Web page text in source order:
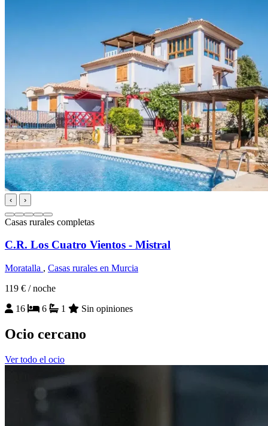
‹ ›
Casas rurales completas
C.R. Los Cuatro Vientos - Mistral
Moratalla , Casas rurales en Murcia
119 € / noche
16
6 1 Sin opiniones
Ocio cercano
Ver todo el ocio